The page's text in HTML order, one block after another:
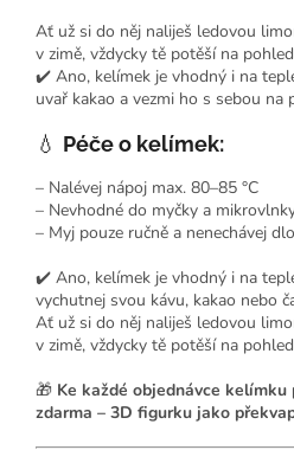
Ať už si do něj naliješ ledovou
v zimě, vždycky tě potěší na
✔️ Ano, kelímek je vhodný i na
uvař kakao a vezmi ho s sebou na
💧 Péče o kelímek:
– Nalévej nápoj max. 80–85 °C
– Nevhodné do myčky a
– Myj pouze ručně a nenechávej
✔️ Ano, kelímek je vhodný i na
vychutnej svou kávu, kakao nebo
Ať už si do něj naliješ ledovou
v zimě, vždycky tě potěší na
🎁 Ke každé objednávce
zdarma – 3D figurku jako